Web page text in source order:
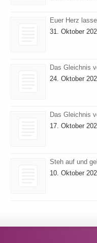
Euer Herz
31. Oktober
Das Gleichnis
24. Oktober
Das Gleichnis
17. Oktober
Steh auf und
10. Oktober